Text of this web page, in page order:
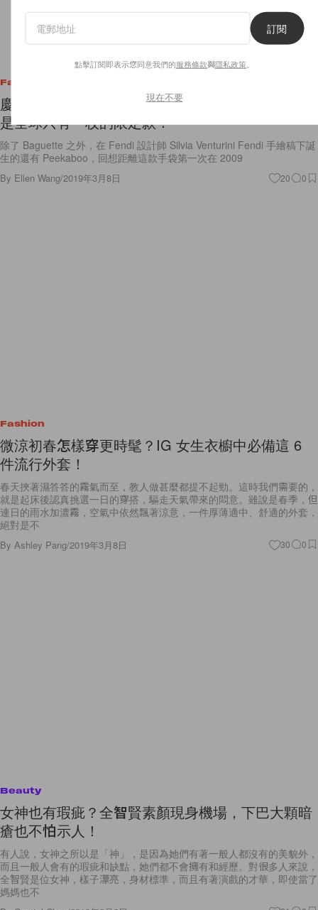
Fashion
慶祝 Fendi Peekaboo 十週年，這個夢幻展覽裡都
是全球只有一枚的限定款！
除了 Baguette 之外，在 Fendi 設計師 Silvia Venturini Fendi 手繪稿下誕
生的還有 Peekaboo，回想距離這款手袋第一次在 2009
By Ellen Wang/2019年3月8日 20 0
Fashion
微涼初春怎樣穿更時髦？IG 女生衣櫥中必備這 6
件流行外套！
春天挾著濕答答的霧氣而至，教人做甚麼都提不起勁。這時我們需要的，
就是起床後認真挑選一日的穿搭，驅走天氣帶來的悶意。雖說是春季，但
連日的雨水加濃霧，空氣中依然飄著涼意，一件厚薄適中、舒適的外套，
絕對是不
By Ashley Pang/2019年3月8日 30 0
Beauty
女神也有瑕疵？全智賢素顏現身機場，下巴大顆暗
瘡也不怕示人！
有人說，女神之所以是「神」，是因為她們有著一般人都沒有的美貌外，
而且一般人會有的瑕疵和缺點，她們都不會擁有和經歷。對很多人來說，
全智賢是位女神，樣子漂亮，身材標準，而且有著演戲的才華，即使當了
媽媽也不
訂閱
點擊訂閱即表示您同意我們的服務條款與隱私政策
現在不要